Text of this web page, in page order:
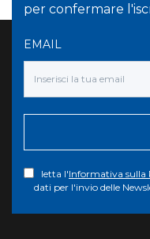
per confermare
EMAIL
letta l'Informativa sulla
dati per l'invio delle